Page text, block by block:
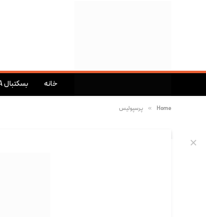
خانه بسکتبال NBA
Home
» پرسپولیس